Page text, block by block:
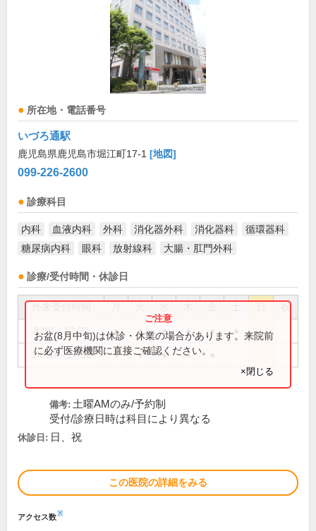
所在地・電話番号
いづろ通駅
鹿児島県鹿児島市堀江町17-1 [地図]
099-226-2600
診療科目
内科 血液内科 外科 消化器外科 消化器科
循環器科
糖尿病内科
眼科 放射線科 大腸・肛門外科
診療/受付時間・休診日
祝
8:30～12:30 ● ● ● ● ●
14:00～17:30 ● ● ● ●
お盆(8月中旬)は休診・休業の場合があります。来院前
に必ず医療機関に直接ご確認ください。
×閉じる
備考: 土曜AMのみ/予約制
受付/診療日時は科目により異なる
休診日: 日、祝
この医院の詳細をみる
アクセス数※